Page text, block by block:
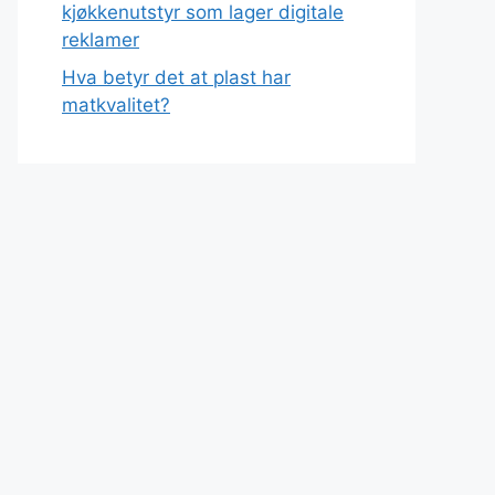
kjøkkenutstyr som lager digitale
reklamer
Hva betyr det at plast har
matkvalitet?